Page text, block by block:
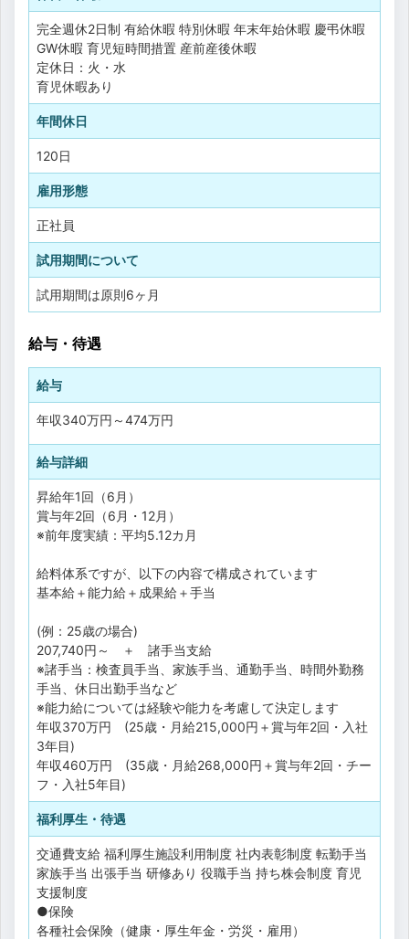
完全週休2日制 有給休暇 特別休暇 年末年始休暇 慶弔休暇
GW休暇 育児短時間措置 産前産後休暇
定休日：火・水
育児休暇あり
年間休日
120日
雇用形態
正社員
試用期間について
試用期間は原則6ヶ月
給与・待遇
給与
年収340万円 ～474万円
給与詳細
昇給年1回（6月）
賞与年2回（6月・12月）
※前年度実績：平均5.12カ月
給料体系ですが、以下の内容で構成されています
基本給＋能力給＋成果給＋手当
(例：25歳の場合)
207,740円～ ＋ 諸手当支給
※諸手当：検査員手当、家族手当、通勤手当、時間外勤務
手当、休日出勤手当など
※能力給については経験や能力を考慮して決定します
年収370万円 (25歳・月給215,000円＋賞与年2回・入社
3年目)
年収460万円 (35歳・月給268,000円＋賞与年2回・チー
フ・入社5年目)
福利厚生・待遇
交通費支給 福利厚生施設利用制度 社内表彰制度 転勤手当
家族手当 出張手当 研修あり 役職手当 持ち株会制度 育児
支援制度
●保険
各種社会保険（健康・厚生年金・労災・雇用）